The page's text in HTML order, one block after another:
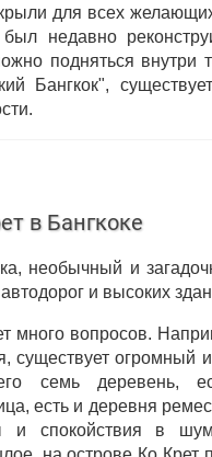
для всех
недавно
подняться
Бангкок",
в Бангкоке
необычный и
и высоких
много вопросов.
существует огромный
семь деревень,
есть и деревня
и спокойствия в